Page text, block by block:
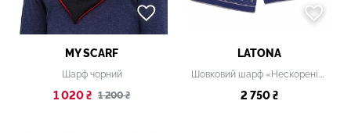
MY SCARF
Шарф чорний
1 020 ₴ 1 200 ₴
LATONA
Шовковий шарф «Нескорені.Час героїв», 20х140 см
2 750 ₴